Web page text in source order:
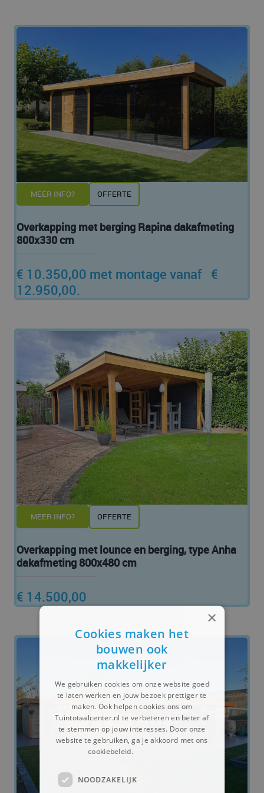
MEER INFO? OFFERTE
Overkapping met berging Rapina dakafmeting
800x330 cm
€ 10.350,00 met montage vanaf €
12.950,00.
MEER INFO? OFFERTE
Overkapping met lounce en berging, type Anha
dakafmeting 800x480 cm
€ 14.500,00
×
Cookies maken het
bouwen ook
makkelijker
We gebruiken cookies om onze website goed
te laten werken en jouw bezoek prettiger te
maken. Ook helpen cookies ons om
Tuintotaalcenter.nl te verbeteren en beter af
te stemmen op jouw interesses. Door onze
website te gebruiken, ga je akkoord met ons
cookiebeleid.
NOODZAKELIJK